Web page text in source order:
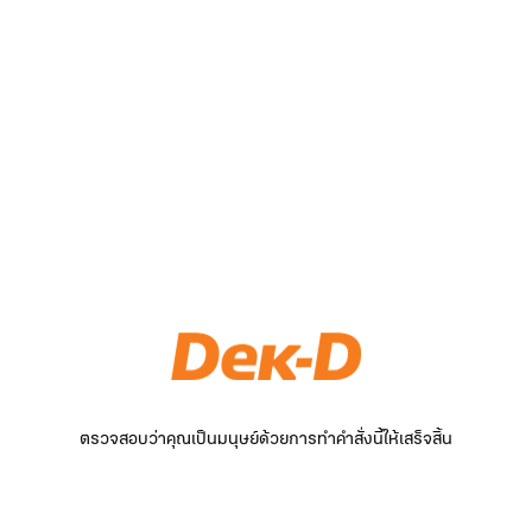
ตรวจสอบว่าคุณเป็นมนุษย์ด้วยการทำคำสั่งนี้ให้เสร็จสิ้น